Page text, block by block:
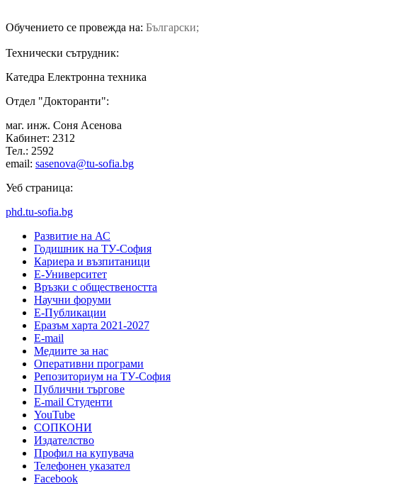
Обучението се провежда на: Български;
Технически сътрудник:
Катедра Електронна техника
Отдел "Докторанти":
маг. инж. Соня Асенова
Кабинет: 2312
Тел.: 2592
email: sasenova@tu-sofia.bg
Уеб страница:
phd.tu-sofia.bg
Развитие на АС
Годишник на ТУ-София
Кариера и възпитаници
Е-Университет
Връзки с обществеността
Научни форуми
Е-Публикации
Еразъм харта 2021-2027
E-mail
Медиите за нас
Оперативни програми
Репозиториум на ТУ-София
Публични търгове
Е-mail Студенти
YouTube
СОПКОНИ
Издателство
Профил на купувача
Телефонен указател
Facebook